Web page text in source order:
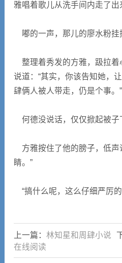
雅唱着歌儿从洗手间内走了出
嘟的一声，那儿的廖水粉挂
整理着秀发的方雅，趿拉着
说道：“其实，你该告知她，
肆俩人被人带走，仍是个事。”
何德没说话，仅仅掀起被子
方雅按住了他的膀子，低声
睛。”
“搞什么呢，这么仔细严厉的
上一篇： 林知星和周肆小说
在线阅读